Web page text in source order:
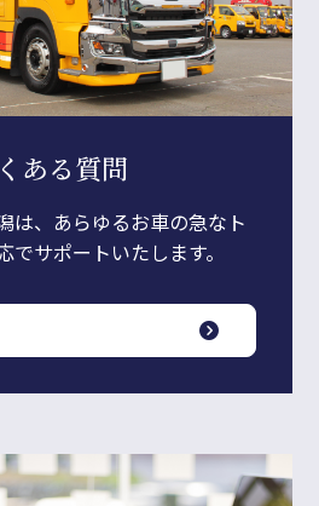
ある質問
は、あらゆるお車の急なト
でサポートいたします。